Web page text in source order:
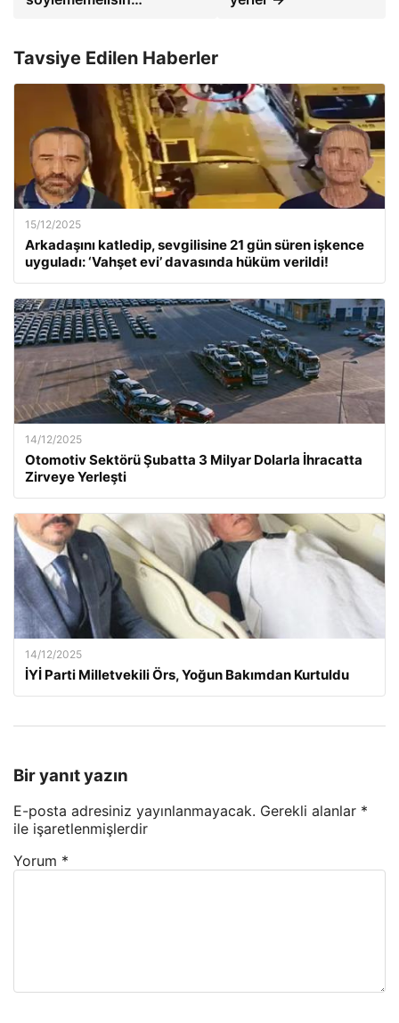
Tavsiye Edilen Haberler
15/12/2025
Arkadaşını katledip, sevgilisine 21 gün süren işkence
uyguladı: ‘Vahşet evi’ davasında hüküm verildi!
14/12/2025
Otomotiv Sektörü Şubatta 3 Milyar Dolarla İhracatta
Zirveye Yerleşti
14/12/2025
İYİ Parti Milletvekili Örs, Yoğun Bakımdan Kurtuldu
Bir yanıt yazın
E-posta adresiniz yayınlanmayacak. Gerekli alanlar *
ile işaretlenmişlerdir
Yorum *